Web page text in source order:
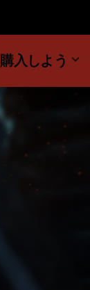
購入しよう